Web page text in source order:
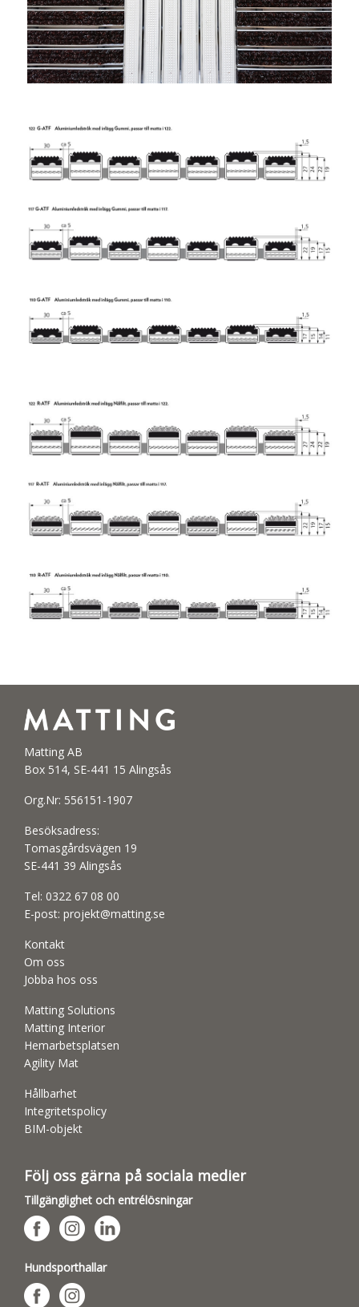
Matting AB
Box 514, SE-441 15 Alingsås
Org.Nr: 556151-1907
Besöksadress:
Tomasgårdsvägen 19
SE-441 39 Alingsås
Tel: 0322 67 08 00
E-post: projekt@matting.se
Kontakt
Om oss
Jobba hos oss
Matting Solutions
Matting Interior
Hemarbetsplatsen
Agility Mat
Hållbarhet
Integritetspolicy
BIM-objekt
Följ oss gärna på sociala medier
Tillgänglighet och entrélösningar
Hundsporthallar